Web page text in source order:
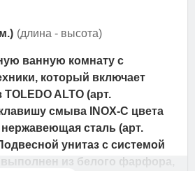
(длина - высота)
ванную комнату с
который включает
ALTO (арт.
смыва INOX-C цвета
сталь (арт.
унитаз с системой
из белого фарфора,